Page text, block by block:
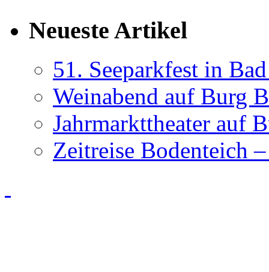
Neueste Artikel
51. Seeparkfest in
Weinabend auf Burg
Jahrmarkttheater auf
Zeitreise Bodenteich